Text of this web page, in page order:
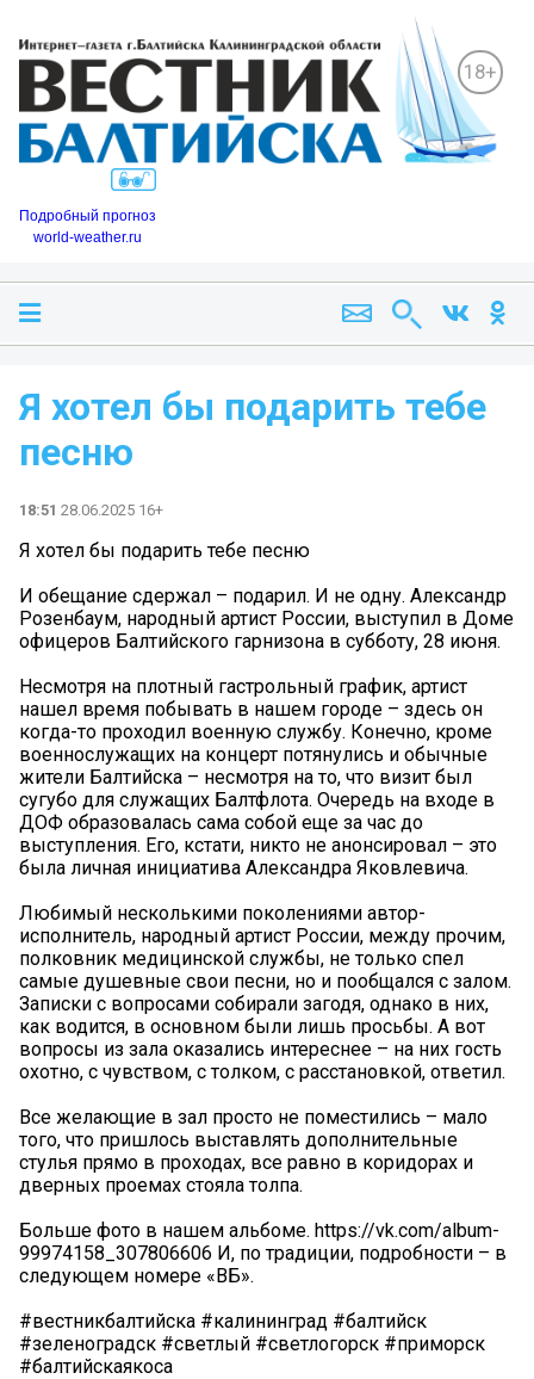
18+
Подробный прогноз
world-weather.ru
Я хотел бы подарить тебе
песню
18:51 28.06.2025 16+
Я хотел бы подарить тебе песню
И обещание сдержал – подарил. И не одну. Александр
Розенбаум, народный артист России, выступил в Доме
офицеров Балтийского гарнизона в субботу, 28 июня.
Несмотря на плотный гастрольный график, артист
нашел время побывать в нашем городе – здесь он
когда-то проходил военную службу. Конечно, кроме
военнослужащих на концерт потянулись и обычные
жители Балтийска – несмотря на то, что визит был
сугубо для служащих Балтфлота. Очередь на входе в
ДОФ образовалась сама собой еще за час до
выступления. Его, кстати, никто не анонсировал – это
была личная инициатива Александра Яковлевича.
Любимый несколькими поколениями автор-
исполнитель, народный артист России, между прочим,
полковник медицинской службы, не только спел
самые душевные свои песни, но и пообщался с залом.
Записки с вопросами собирали загодя, однако в них,
как водится, в основном были лишь просьбы. А вот
вопросы из зала оказались интереснее – на них гость
охотно, с чувством, с толком, с расстановкой, ответил.
Все желающие в зал просто не поместились – мало
того, что пришлось выставлять дополнительные
стулья прямо в проходах, все равно в коридорах и
дверных проемах стояла толпа.
Больше фото в нашем альбоме. https://vk.com/album-
99974158_307806606 И, по традиции, подробности – в
следующем номере «ВБ».
#вестникбалтийска #калининград #балтийск
#зеленоградск #светлый #светлогорск #приморск
#балтийскаякоса